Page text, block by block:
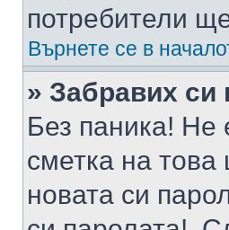
потребители
Върнете се в
» Забравих си
Без паника! Не
сметка на
новата си